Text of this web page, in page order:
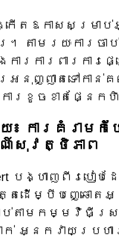
ង្កើតឱកាសសម្រ
តាមរយៈការចា
រការពារការ
អនុញ្ញាតទៅកាន់
ារខូចខាតផ្នែ
យ៖ ការគំរា
សុវត្ថិភាព
បង្ហាញពីរប
តដើម្បីបញ្ឆោត
តាមកម្មវិធីស្រ
ជាក់ អ្នកវាយប្